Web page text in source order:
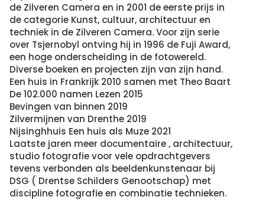
de Zilveren Camera en in 2001 de eerste prijs in
de categorie Kunst, cultuur, architectuur en
techniek in de Zilveren Camera. Voor zijn serie
over Tsjernobyl ontving hij in 1996 de Fuji Award,
een hoge onderscheiding in de fotowereld.
Diverse boeken en projecten zijn van zijn hand.
Een huis in Frankrijk 2010 samen met Theo Baart
De 102.000 namen Lezen 2015
Bevingen van binnen 2019
Zilvermijnen van Drenthe 2019
Nijsinghhuis Een huis als Muze 2021
Laatste jaren meer documentaire , architectuur,
studio fotografie voor vele opdrachtgevers
tevens verbonden als beeldenkunstenaar bij
DSG ( Drentse Schilders Genootschap) met
discipline fotografie en combinatie technieken.